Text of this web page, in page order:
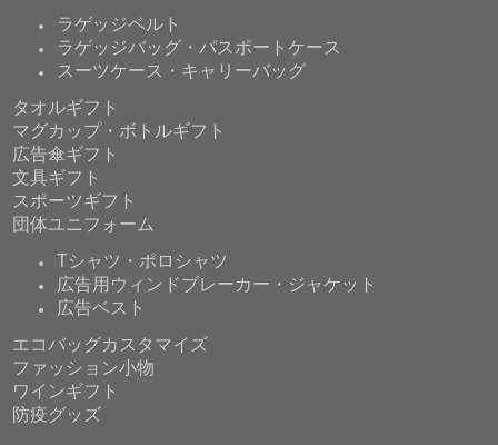
ラゲッジベルト
ラゲッジバッグ・パスポートケース
スーツケース・キャリーバッグ
タオルギフト
マグカップ・ボトルギフト
広告傘ギフト
文具ギフト
スポーツギフト
団体ユニフォーム
Tシャツ・ポロシャツ
広告用ウィンドブレーカー・ジャケット
広告ベスト
エコバッグカスタマイズ
ファッション小物
ワインギフト
防疫グッズ